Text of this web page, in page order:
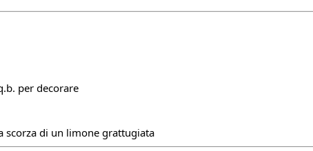
per decorare
scorza di un limone grattugiata